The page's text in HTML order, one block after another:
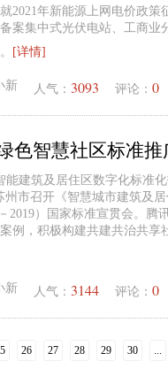
2021年新能源上网电价政
案集中式光伏电站、工商
[详情]
新 人气： 3093 评论： 0
能建筑及居住区数字化标准
州市召开《智慧城市建筑及
－2019）国家标准宣贯会。
例，积极构建共建共治共
新 人气： 3144 评论： 0
26 27 28 29 30 ...